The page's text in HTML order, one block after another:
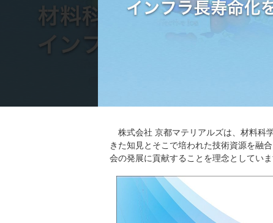
株式会社 京都マテリアルズは、材料科
きた知見とそこで培われた技術資源を融
会の発展に貢献することを理念としていま